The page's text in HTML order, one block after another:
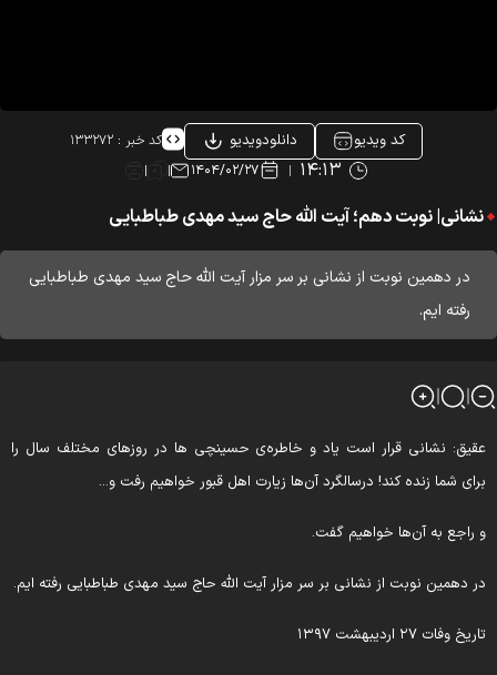
کد ویدیو دانلودویدیو کد خبر : ۱۳۳۲۷۲
۱۴:۱۳ ۱۴۰۴/۰۲/۲۷
نشانی| نوبت دهم؛ آیت الله حاج سید مهدی طباطبایی
در دهمین نوبت از نشانی بر سر مزار آیت الله حاج سید مهدی طباطبایی
رفته ایم.
عقیق: نشانی قرار است یاد و خاطره‌ی حسینچی ها در روزهای مختلف سال را
برای شما زنده کند! درسالگرد آن‌ها زیارت اهل قبور خواهیم رفت و...
و راجع به آن‌ها خواهیم گفت.
در دهمین نوبت از نشانی بر سر مزار آیت الله حاج سید مهدی طباطبایی رفته ایم.
تاریخ وفات ۲۷ اردیبهشت ۱۳۹۷